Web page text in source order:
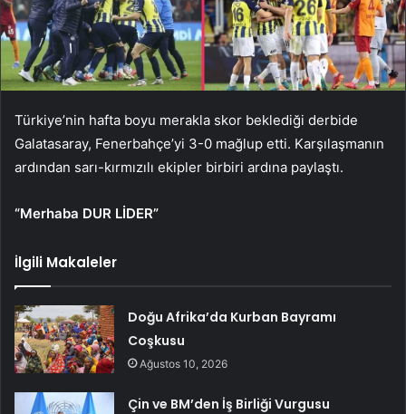
Türkiye’nin hafta boyu merakla skor beklediği derbide
Galatasaray, Fenerbahçe’yi 3-0 mağlup etti. Karşılaşmanın
ardından sarı-kırmızılı ekipler birbiri ardına paylaştı.
“Merhaba DUR LİDER”
İlgili Makaleler
Doğu Afrika’da Kurban Bayramı
Coşkusu
Ağustos 10, 2026
Çin ve BM’den İş Birliği Vurgusu